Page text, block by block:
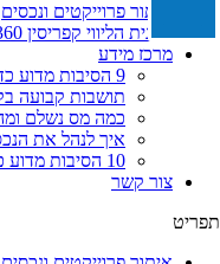
איתור פרוייקטים ונכסים
תכנית הליווי קפריסין 360
מרכז מידע
9 הסיבות מדוע כדאי להשקיע בקפריסין
תושבות קבועה
כמה מס נשלם ומה
איך לנהל את
10 הסיבות מדוע כדאי להשקיע בדירה חדשה בחו”ל בשלב הפריסייל
צור קשר
תפריט